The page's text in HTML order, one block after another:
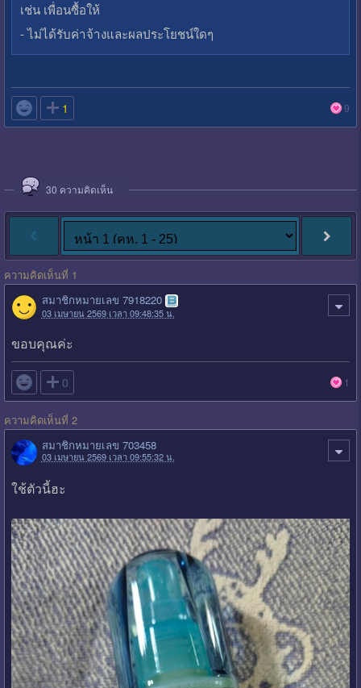
เช่น เพื่อนซื้อให้
- ไม่ได้รับค่าจ้างและผลประโยชน์ใดๆ
 1 9
30 ความคิดเห็น
ความคิดเห็นที่ 1
สมาชิกหมายเลข 7918220
03 เมษายน 2569 เวลา 09:48:35 น.
ขอบคุณค่ะ
 0 1
ความคิดเห็นที่ 2
สมาชิกหมายเลข 703458
03 เมษายน 2569 เวลา 09:55:32 น.
ใช้ตัวนี้ฮะ